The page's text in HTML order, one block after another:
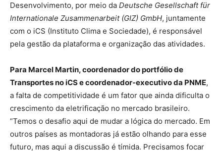
Desenvolvimento, por meio da Deutsche Gesellschaft für
Internationale Zusammenarbeit (GIZ) GmbH, juntamente
com o iCS (Instituto Clima e Sociedade), é responsável
pela gestão da plataforma e organização das atividades.
Para Marcel Martin, coordenador do portfólio de
Transportes no iCS e coordenador-executivo da PNME,
a falta de competitividade é um fator que ainda dificulta o
crescimento da eletrificação no mercado brasileiro.
“Temos o desafio aqui de mudar a lógica do mercado. Em
outros países as montadoras já estão olhando para esse
futuro, mas aqui a discussão é tímida. Precisamos focar